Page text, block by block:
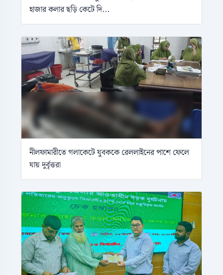
হাজার কলার ছড়ি কেটে দি...
নীলফামারীতে গলাকেটে যুবককে রেললাইনের পাশে ফেলে
যায় দুর্বৃত্তরা